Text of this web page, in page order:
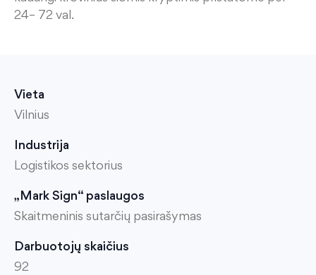
24– 72 val.
Vieta
Vilnius
Industrija
Logistikos sektorius
„Mark Sign“ paslaugos
Skaitmeninis sutarčių pasirašymas
Darbuotojų skaičius
92